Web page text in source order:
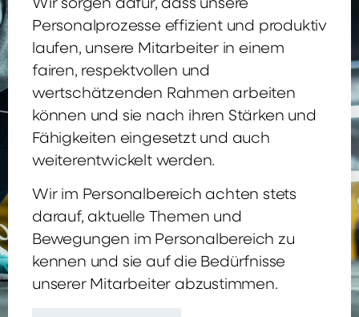
Wir sorgen dafür, dass unsere
Personalprozesse effizient und produktiv
laufen, unsere Mitarbeiter in einem
fairen, respektvollen und
wertschätzenden Rahmen arbeiten
können und sie nach ihren Stärken und
Fähigkeiten eingesetzt und auch
weiterentwickelt werden.
Wir im Personalbereich achten stets
darauf, aktuelle Themen und
Bewegungen im Personalbereich zu
kennen und sie auf die Bedürfnisse
unserer Mitarbeiter abzustimmen.